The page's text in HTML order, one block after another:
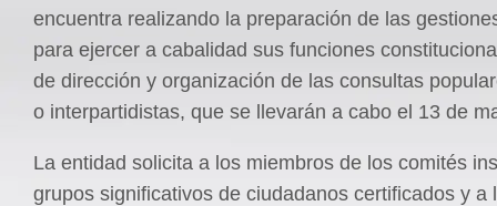
encuentra realizando la preparación de las
para ejercer a cabalidad sus funciones
de dirección y organización de las consultas
o interpartidistas, que se llevarán a cabo el 13 de
La entidad solicita a los miembros de los comités
grupos significativos de ciudadanos certificados y a